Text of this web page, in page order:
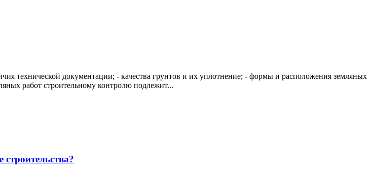
технической документации; - качества грунтов и их уплотнение; - формы и расположения земляных
работ строительному контролю подлежит...